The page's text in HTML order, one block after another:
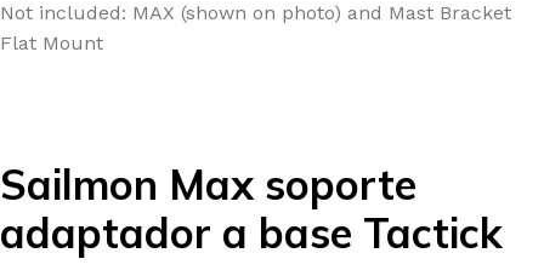
Not included: MAX (shown on photo) and Mast Bracket
Flat Mount
Sailmon Max soporte
adaptador a base Tactick